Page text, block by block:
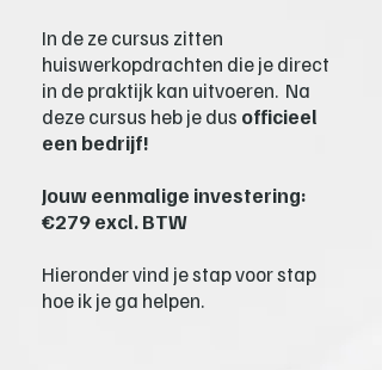
In de ze cursus zitten
huiswerkopdrachten die je direct
in de praktijk kan uitvoeren. Na
deze cursus heb je dus officieel
een bedrijf!
Jouw eenmalige investering:
€279 excl. BTW
Hieronder vind je stap voor stap
hoe ik je ga helpen.